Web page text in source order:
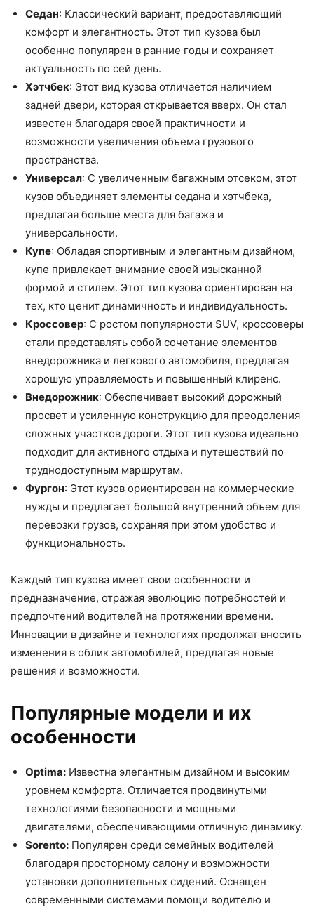
Седан: Классический вариант, предоставляющий
комфорт и элегантность. Этот тип кузова был
особенно популярен в ранние годы и сохраняет
актуальность по сей день.
Хэтчбек: Этот вид кузова отличается наличием
задней двери, которая открывается вверх. Он стал
известен благодаря своей практичности и
возможности увеличения объема грузового
пространства.
Универсал: С увеличенным багажным отсеком, этот
кузов объединяет элементы седана и хэтчбека,
предлагая больше места для багажа и
универсальности.
Купе: Обладая спортивным и элегантным дизайном,
купе привлекает внимание своей изысканной
формой и стилем. Этот тип кузова ориентирован на
тех, кто ценит динамичность и индивидуальность.
Кроссовер: С ростом популярности SUV, кроссоверы
стали представлять собой сочетание элементов
внедорожника и легкового автомобиля, предлагая
хорошую управляемость и повышенный клиренс.
Внедорожник: Обеспечивает высокий дорожный
просвет и усиленную конструкцию для преодоления
сложных участков дороги. Этот тип кузова идеально
подходит для активного отдыха и путешествий по
труднодоступным маршрутам.
Фургон: Этот кузов ориентирован на коммерческие
нужды и предлагает большой внутренний объем для
перевозки грузов, сохраняя при этом удобство и
функциональность.
Каждый тип кузова имеет свои особенности и
предназначение, отражая эволюцию потребностей и
предпочтений водителей на протяжении времени.
Инновации в дизайне и технологиях продолжат вносить
изменения в облик автомобилей, предлагая новые
решения и возможности.
Популярные модели и их
особенности
Optima: Известна элегантным дизайном и высоким
уровнем комфорта. Отличается продвинутыми
технологиями безопасности и мощными
двигателями, обеспечивающими отличную динамику.
Sorento: Популярен среди семейных водителей
благодаря просторному салону и возможности
установки дополнительных сидений. Оснащен
современными системами помощи водителю и